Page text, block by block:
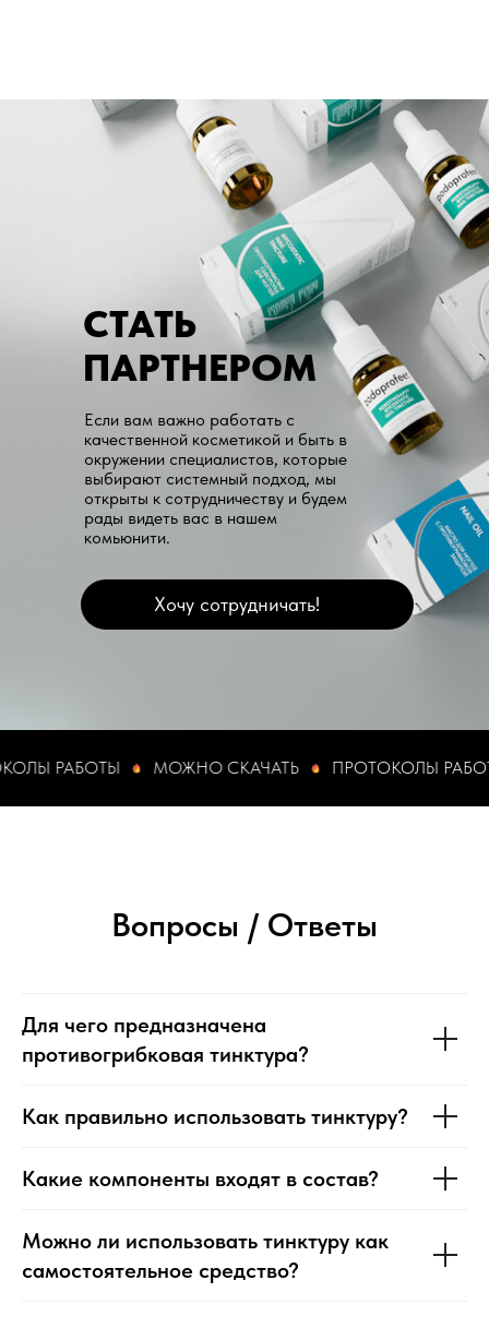
СТАТЬ
ПАРТНЕРОМ
Если вам важно работать с
качественной косметикой и быть в
окружении специалистов, которые
выбирают системный подход, мы
открыты к сотрудничеству и будем
рады видеть вас в нашем
комьюнити.
Хочу сотрудничать!
МОЖНО СКАЧАТЬ ПРОТОКОЛЫ РАБОТЫ
Вопросы / Ответы
Для чего предназначена
противогрибковая тинктура?
Как правильно использовать тинктуру?
Какие компоненты входят в состав?
Можно ли использовать тинктуру как
самостоятельное средство?